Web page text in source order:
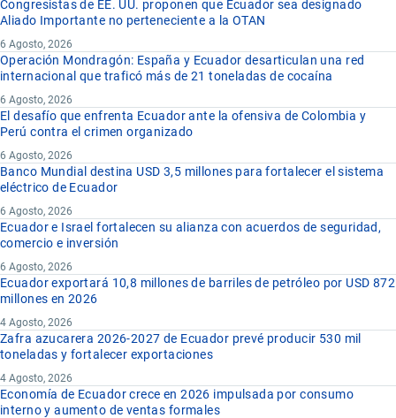
Únicamentelos operadores decomercio exterior
interactúanoperativa y sistemáticamente con la Autoridad
Aduanera o requieran autorización de entidades estatales
para sus funciones.
Autorización Administrativa.
autoridad local o estatal en el cual se autoriza el
desarrollo de sus operaciones. (Ejemplos: Permiso de
funcionamiento, Patente,
procederá a notificar por correo electrónico al usuario que su
empresa ha sido registrada y en su
negocios, se mostrará en enlace que lo llevará la perfil de
de la empresa.
Si la documentación adjuntada a la solicitud no es válida,
procederá a notificar por correo electrónico al usuario que su
encontradas, y en el caso de que así lo considere, el usuario
podrá volver a enviar otra solicitud.
Congresistas de EE. UU. proponen que Ecuador sea designado
Aliado Importante no perteneciente a la OTAN
6 Agosto, 2026
Operación Mondragón: España y Ecuador desarticulan una red
internacional que traficó más de 21 toneladas de cocaína
6 Agosto, 2026
El desafío que enfrenta Ecuador ante la ofensiva de Colombia y
Perú contra el crimen organizado
6 Agosto, 2026
Banco Mundial destina USD 3,5 millones para fortalecer el sistema
eléctrico de Ecuador
6 Agosto, 2026
Ecuador e Israel fortalecen su alianza con acuerdos de seguridad,
comercio e inversión
6 Agosto, 2026
Ecuador exportará 10,8 millones de barriles de petróleo por USD 872
millones en 2026
4 Agosto, 2026
Zafra azucarera 2026-2027 de Ecuador prevé producir 530 mil
toneladas y fortalecer exportaciones
4 Agosto, 2026
Economía de Ecuador crece en 2026 impulsada por consumo
interno y aumento de ventas formales